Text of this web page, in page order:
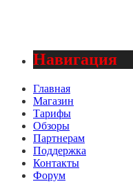
Навигация
Главная
Магазин
Тарифы
Обзоры
Партнерам
Поддержка
Контакты
Форум